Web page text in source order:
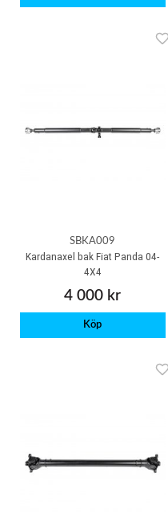
SBKA009
Kardanaxel bak Fiat Panda 04-
4X4
4 000 kr
Köp